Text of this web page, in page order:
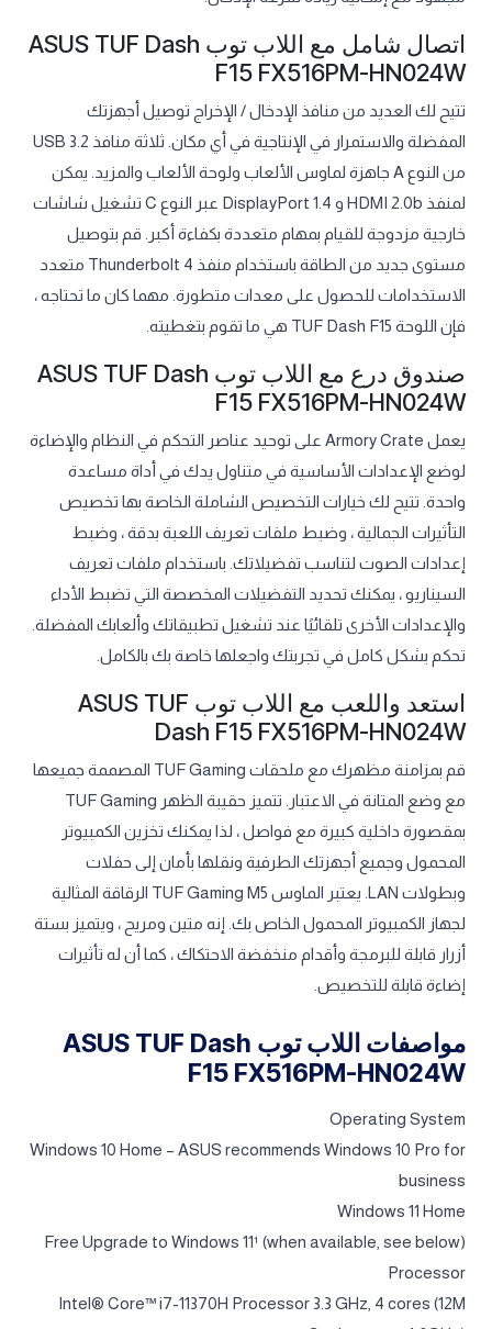
اتصال شامل مع اللاب توب ASUS TUF Dash
F15 FX516PM-HN024W
تتيح لك العديد من منافذ الإدخال / الإخراج توصيل أجهزتك
المفضلة والاستمرار في الإنتاجية في أي مكان. ثلاثة منافذ USB 3.2
من النوع A جاهزة لماوس الألعاب ولوحة الألعاب والمزيد. يمكن
لمنفذ HDMI 2.0b و DisplayPort 1.4 عبر النوع C تشغيل شاشات
خارجية مزدوجة للقيام بمهام متعددة بكفاءة أكبر. قم بتوصيل
مستوى جديد من الطاقة باستخدام منفذ Thunderbolt 4 متعدد
الاستخدامات للحصول على معدات متطورة. مهما كان ما تحتاجه ،
فإن اللوحة TUF Dash F15 هي ما تقوم بتغطيته.
صندوق درع مع اللاب توب ASUS TUF Dash
F15 FX516PM-HN024W
يعمل Armory Crate على توحيد عناصر التحكم في النظام والإضاءة
لوضع الإعدادات الأساسية في متناول يدك في أداة مساعدة
واحدة. تتيح لك خيارات التخصيص الشاملة الخاصة بها تخصيص
التأثيرات الجمالية ، وضبط ملفات تعريف اللعبة بدقة ، وضبط
إعدادات الصوت لتناسب تفضيلاتك. باستخدام ملفات تعريف
السيناريو ، يمكنك تحديد التفضيلات المخصصة التي تضبط الأداء
والإعدادات الأخرى تلقائيًا عند تشغيل تطبيقاتك وألعابك المفضلة.
تحكم بشكل كامل في تجربتك واجعلها خاصة بك بالكامل.
استعد واللعب مع اللاب توب ASUS TUF
Dash F15 FX516PM-HN024W
قم بمزامنة مظهرك مع ملحقات TUF Gaming المصممة جميعها
مع وضع المتانة في الاعتبار. تتميز حقيبة الظهر TUF Gaming
بمقصورة داخلية كبيرة مع فواصل ، لذا يمكنك تخزين الكمبيوتر
المحمول وجميع أجهزتك الطرفية ونقلها بأمان إلى حفلات
وبطولات LAN. يعتبر الماوس TUF Gaming M5 الرقاقة المثالية
لجهاز الكمبيوتر المحمول الخاص بك. إنه متين ومريح ، ويتميز بستة
أزرار قابلة للبرمجة وأقدام منخفضة الاحتكاك ، كما أن له تأثيرات
إضاءة قابلة للتخصيص.
مواصفات اللاب توب ASUS TUF Dash
F15 FX516PM-HN024W
Operating System
Windows 10 Home – ASUS recommends Windows 10 Pro for
business
Windows 11 Home
Free Upgrade to Windows 11¹ (when available, see below)
Processor
Intel® Core™ i7-11370H Processor 3.3 GHz, 4 cores (12M